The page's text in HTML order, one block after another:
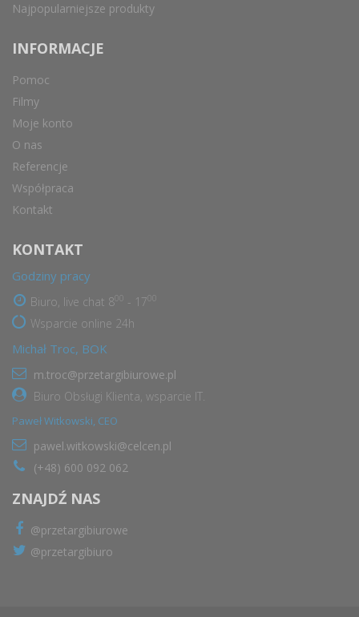
Najpopularniejsze produkty
INFORMACJE
Pomoc
Filmy
Moje konto
O nas
Referencje
Współpraca
Kontakt
KONTAKT
Godziny pracy
Biuro, live chat 8 - 17
Wsparcie online 24h
Michał Troc, BOK
m.troc@przetargibiurowe.pl
Biuro Obsługi Klienta, wsparcie IT.
Paweł Witkowski, CEO
pawel.witkowski@celcen.pl
(+48) 600 092 062
ZNAJDŹ NAS
@przetargibiurowe
@przetargibiuro